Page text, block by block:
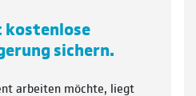
kostenlose
sichern.
arbeiten möchte, liegt